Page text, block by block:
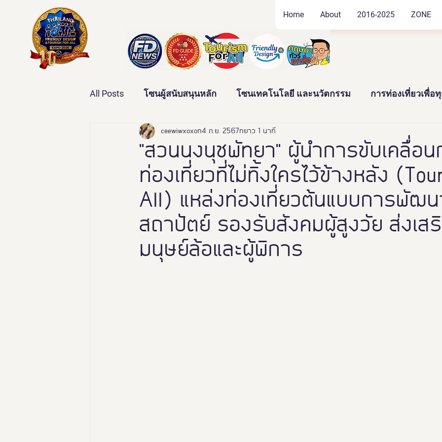
Home About 2016-2025 ZONE
All Posts โซนผู้สนับสนุนหลัก โซนเทคโนโลยี และนวัตกรรม การท่องเที่ยวเพื่อ
เทคโนโลยีเพื่อสุขภาพ วัฒนธรรม และสินค้าชุมชน งานอดิเรก และของสะสม
บ้านและคุณภาพชีวิต ข่าว News Thailand Friendly Design Expo2022
มหกรรมอารยสถาปัตย์เพื่อคนทั้งมวล คร นางงามจิตอาสา Miss Friendly
นางงามฑูตอารยสถาปัตย์ Thailand Friendly Design 2023
"สวนนงนุชพัทยา" ผู้นำการขับเคลื่อน
ท่องเที่ยวที่ไม่ทิ้งใครไว้ข้างหลัง
All) แหล่งท่องเที่ยวต้นแบบการพัฒน
สถาปัตย์ รองรับสังคมผู้สูงวัย ส่งเส
มนุษย์ล้อและผู้พิการ
ceewiwxoxo 4 ก.ย. 2567 ยาว 1 นาที